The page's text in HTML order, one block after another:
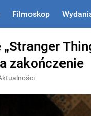
Filmoskop
zakończenie